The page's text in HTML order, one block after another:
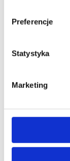
Preferencje
Statystyka
Marketing